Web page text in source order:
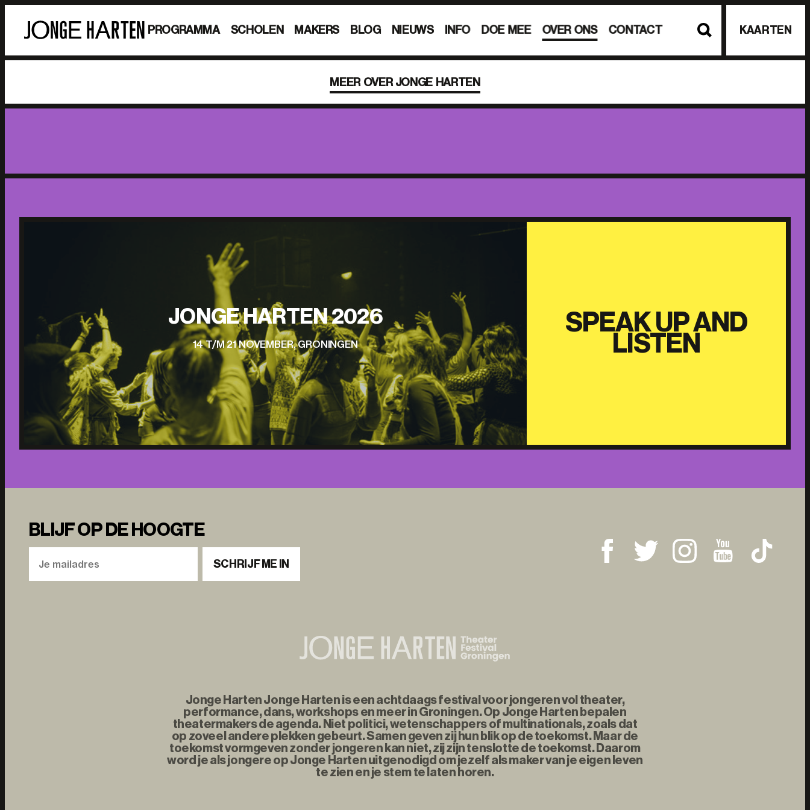
KAARTEN
PROGRAMMA SCHOLEN MAKERS BLOG NIEUWS INFO DOE MEE OVER ONS CONTACT
MEER OVER JONGE HARTEN
JONGE HARTEN 2026
14 T/M 21 NOVEMBER, GRONINGEN
SPEAK UP AND
LISTEN
BLIJF OP DE HOOGTE
SCHRIJF ME IN
Jonge Harten Jonge Harten is een achtdaags festival voor jongeren vol theater,
performance, dans, workshops en meer in Groningen. Op Jonge Harten bepalen
theatermakers de agenda. Niet politici, wetenschappers of multinationals, zoals dat
op zoveel andere plekken gebeurt. Samen geven zij hun blik op de toekomst. Maar de
toekomst vormgeven zonder jongeren kan niet, zij zijn tenslotte de toekomst. Daarom
word je als jongere op Jonge Harten uitgenodigd om jezelf als maker van je eigen leven
te zien en je stem te laten horen.